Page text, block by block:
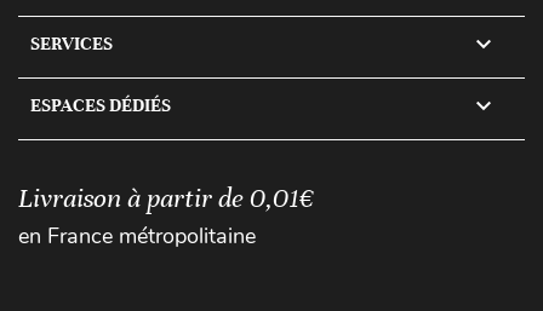
SERVICES 
ESPACES DÉDIÉS 
Livraison à partir de 0,01€
en France métropolitaine